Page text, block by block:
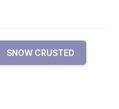
SNOW CRUSTED